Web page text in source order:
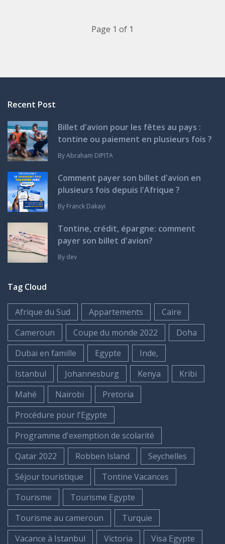
Page 1 of 1
Recent Post
Billet d'avion pour les fêtes au pays :
tontine ou paiement en plusieurs fois ?
ByAbraham DIPITA
Comment payer son billet d'avion en
plusieurs fois depuis l'Afrique ?
By Franck Dakayi
Tontine, crédit, épargne: comment
payer son billet d'avion?
By dev
Tag Cloud
Afrique du Sud Appartements
Caire
Cameroun
Coupe du monde 2022
Doha
Dubai en famille
Egypte
Inde,
Istanbul
Johannesburg Kenya
Kribi
Mahé
Nairobi
Pretoria
Procédure pour l'Egypte
Programme d'exemption de scolarité
Qatar 2022
Robben Island
Seychelles
Séjour touristique
Tontine Vacances
Tourisme
Tourisme Egypte
Tourisme au cameroun
Turquie
Vacance à Istanbul
Victoria Visa Egypte